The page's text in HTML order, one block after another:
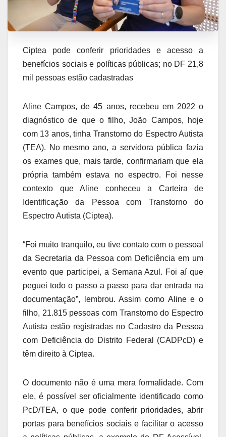
Ciptea pode conferir prioridades e acesso a
benefícios sociais e políticas públicas; no DF 21,8
mil pessoas estão cadastradas
Aline Campos, de 45 anos, recebeu em 2022 o
diagnóstico de que o filho, João Campos, hoje
com 13 anos, tinha Transtorno do Espectro Autista
(TEA). No mesmo ano, a servidora pública fazia
os exames que, mais tarde, confirmariam que ela
própria também estava no espectro. Foi nesse
contexto que Aline conheceu a Carteira de
Identificação da Pessoa com Transtorno do
Espectro Autista (Ciptea).
“Foi muito tranquilo, eu tive contato com o pessoal
da Secretaria da Pessoa com Deficiência em um
evento que participei, a Semana Azul. Foi aí que
peguei todo o passo a passo para dar entrada na
documentação”, lembrou. Assim como Aline e o
filho, 21.815 pessoas com Transtorno do Espectro
Autista estão registradas no Cadastro da Pessoa
com Deficiência do Distrito Federal (CADPcD) e
têm direito à Ciptea.
O documento não é uma mera formalidade. Com
ele, é possível ser oficialmente identificado como
PcD/TEA, o que pode conferir prioridades, abrir
portas para benefícios sociais e facilitar o acesso